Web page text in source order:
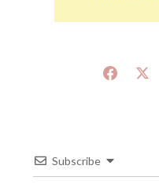
Subscribe